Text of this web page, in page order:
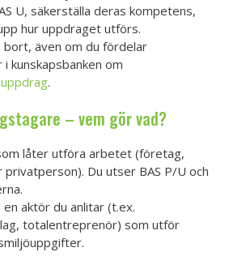
U, säkerställa deras kompetens,
hur uppdraget utförs.
bort, även om du fördelar
kunskapsbanken om
.
– vem gör vad?
låter utföra arbetet (företag,
privatperson). Du utser BAS P/U och
aktör du anlitar (t.ex.
totalentreprenör) som utför